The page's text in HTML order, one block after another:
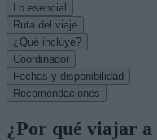
Lo esencial
Ruta del viaje
¿Qué incluye?
Coordinador
Fechas y disponibilidad
Recomendaciones
¿Por qué viajar a